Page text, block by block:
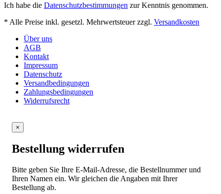
Ich habe die Datenschutzbestimmungen zur Kenntnis genommen.
* Alle Preise inkl. gesetzl. Mehrwertsteuer zzgl. Versandkosten
Über uns
AGB
Kontakt
Impressum
Datenschutz
Versandbedingungen
Zahlungsbedingungen
Widerrufsrecht
×
Bestellung widerrufen
Bitte geben Sie Ihre E-Mail-Adresse, die Bestellnummer und
Ihren Namen ein. Wir gleichen die Angaben mit Ihrer
Bestellung ab.